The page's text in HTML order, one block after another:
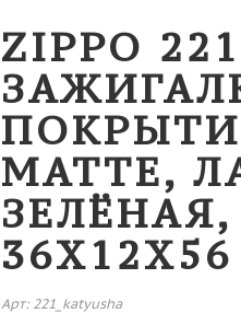
ZIPPO
MATTE,
Арт: 221_katyusha